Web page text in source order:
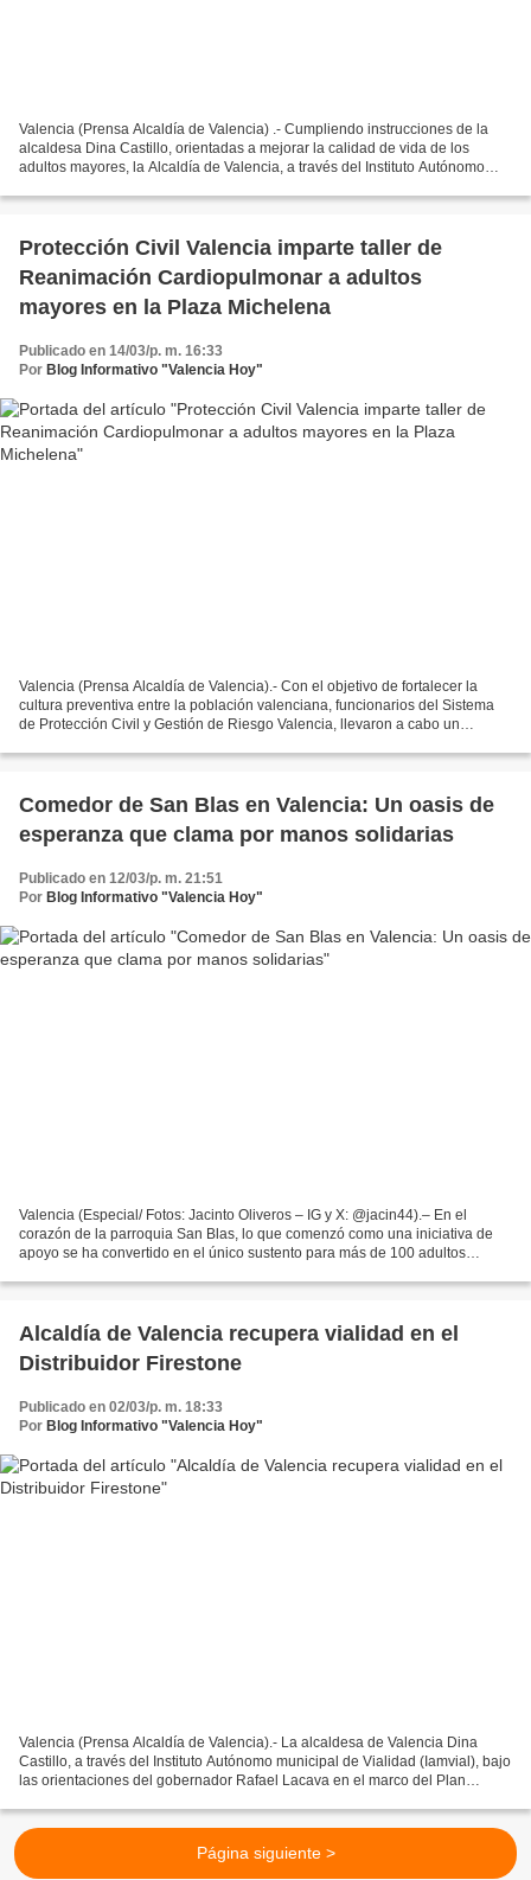
Valencia (Prensa Alcaldía de Valencia) .- Cumpliendo instrucciones de la
alcaldesa Dina Castillo, orientadas a mejorar la calidad de vida de los
adultos mayores, la Alcaldía de Valencia, a través del Instituto Autónomo
Protección Civil Valencia imparte taller de
Reanimación Cardiopulmonar a adultos
mayores en la Plaza Michelena
Publicado en 14/03/p. m. 16:33
Por Blog Informativo "Valencia Hoy"
Valencia (Prensa Alcaldía de Valencia).- Con el objetivo de fortalecer la
cultura preventiva entre la población valenciana, funcionarios del Sistema
de Protección Civil y Gestión de Riesgo Valencia, llevaron a cabo un
Comedor de San Blas en Valencia: Un oasis de
esperanza que clama por manos solidarias
Publicado en 12/03/p. m. 21:51
Por Blog Informativo "Valencia Hoy"
Valencia (Especial/ Fotos: Jacinto Oliveros – IG y X: @jacin44).– En el
corazón de la parroquia San Blas, lo que comenzó como una iniciativa de
apoyo se ha convertido en el único sustento para más de 100 adultos
Alcaldía de Valencia recupera vialidad en el
Distribuidor Firestone
Publicado en 02/03/p. m. 18:33
Por Blog Informativo "Valencia Hoy"
Valencia (Prensa Alcaldía de Valencia).- La alcaldesa de Valencia Dina
Castillo, a través del Instituto Autónomo municipal de Vialidad (Iamvial), bajo
las orientaciones del gobernador Rafael Lacava en el marco del Plan
Página siguiente >